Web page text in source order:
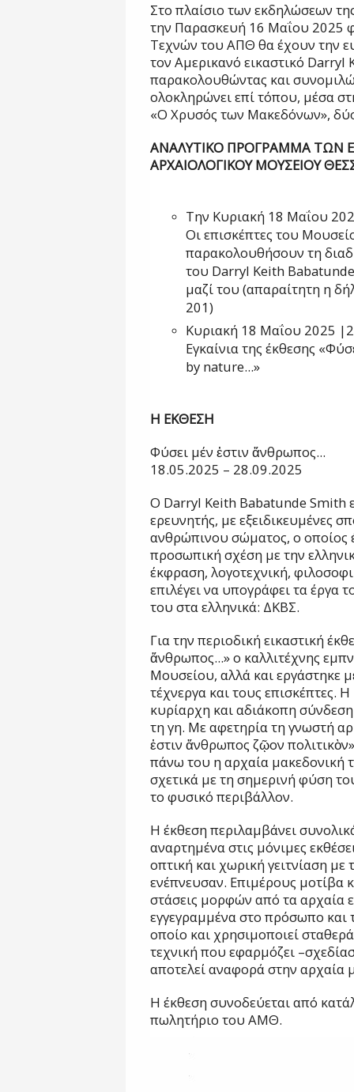
Στο πλαίσιο των εκδηλώσεων
την Παρασκευή 16 Μαΐου 2025
Τεχνών του ΑΠΘ θα έχουν την
τον Αμερικανό εικαστικό
παρακολουθώντας και
ολοκληρώνει επί τόπου, μέσα
«Ο Χρυσός των Μακεδόνων»,
ΑΝΑΛΥΤΙΚΟ ΠΡΟΓΡΑΜΜΑ ΤΩΝ
ΑΡΧΑΙΟΛΟΓΙΚΟΥ ΜΟΥΣΕΙΟΥ
Την Κυριακή 18 Μαΐου
Οι επισκέπτες του
παρακολουθήσουν τη
του Darryl Keith
μαζί του (απαραίτητη η
201)
Κυριακή 18 Μαΐου 2025
Εγκαίνια της έκθεσης
by nature...»
Η ΕΚΘΕΣΗ
Φύσει μέν ἐστιν ἄνθρωπος...
18.05.2025 – 28.09.2025
O Darryl Keith Babatunde Smith
ερευνητής, με εξειδικευμένες
ανθρώπινου σώματος, ο οποίος
προσωπική σχέση με την
έκφραση, λογοτεχνική,
επιλέγει να υπογράφει τα έργα
του στα ελληνικά: ΔΚΒΣ.
Για την περιοδική εικαστική
ἄνθρωπος...» ο καλλιτέχνης
Μουσείου, αλλά και εργάστηκε
τέχνεργα και τους επισκέπτες.
κυρίαρχη και αδιάκοπη
τη γη. Με αφετηρία τη γνωστή
ἐστιν ἄνθρωπος ζῷον
πάνω του η αρχαία μακεδονική
σχετικά με τη σημερινή φύση
το φυσικό περιβάλλον.
Η έκθεση περιλαμβάνει
αναρτημένα στις μόνιμες
οπτική και χωρική γειτνίαση με
ενέπνευσαν. Επιμέρους μοτίβα
στάσεις μορφών από τα αρχαία
εγγεγραμμένα στο πρόσωπο και
οποίο και χρησιμοποιεί
τεχνική που εφαρμόζει
αποτελεί αναφορά στην αρχαία
Η έκθεση συνοδεύεται από
πωλητήριο του ΑΜΘ.